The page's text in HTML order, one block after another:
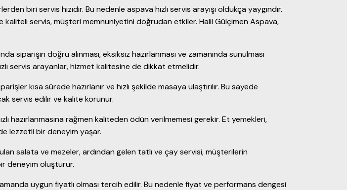
biri servis hızıdır. Bu nedenle aspava hızlı servis arayışı oldukça yaygındır.
servis, müşteri memnuniyetini doğrudan etkiler. Halil Gülçimen Aspava,
siparişin doğru alınması, eksiksiz hazırlanması ve zamanında sunulması
servis arayanlar, hizmet kalitesine de dikkat etmelidir.
kısa sürede hazırlanır ve hızlı şekilde masaya ulaştırılır. Bu sayede
servis edilir ve kalite korunur.
hazırlanmasına rağmen kaliteden ödün verilmemesi gerekir. Et yemekleri,
lezzetli bir deneyim yaşar.
salata ve mezeler, ardından gelen tatlı ve çay servisi, müşterilerin
deneyim oluşturur.
uygun fiyatlı olması tercih edilir. Bu nedenle fiyat ve performans dengesi